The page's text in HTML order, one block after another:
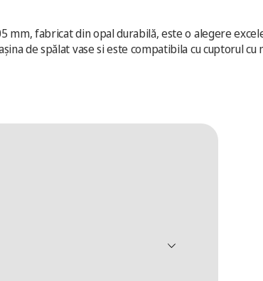
mm, fabricat din opal durabilă, este o alegere
de spălat vase si este compatibila cu cuptorul